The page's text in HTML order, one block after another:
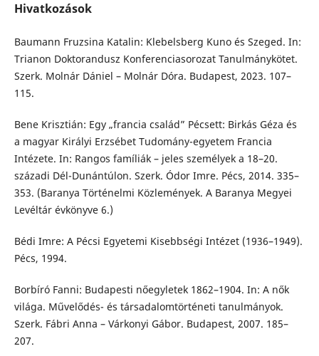
Hivatkozások
Baumann Fruzsina Katalin: Klebelsberg Kuno és Szeged. In:
Trianon Doktorandusz Konferenciasorozat Tanulmánykötet.
Szerk. Molnár Dániel – Molnár Dóra. Budapest, 2023. 107–
115.
Bene Krisztián: Egy „francia család” Pécsett: Birkás Géza és
a magyar Királyi Erzsébet Tudomány-egyetem Francia
Intézete. In: Rangos famíliák – jeles személyek a 18–20.
századi Dél-Dunántúlon. Szerk. Ódor Imre. Pécs, 2014. 335–
353. (Baranya Történelmi Közlemények. A Baranya Megyei
Levéltár évkönyve 6.)
Bédi Imre: A Pécsi Egyetemi Kisebbségi Intézet (1936–1949).
Pécs, 1994.
Borbíró Fanni: Budapesti nőegyletek 1862–1904. In: A nők
világa. Művelődés- és társadalomtörténeti tanulmányok.
Szerk. Fábri Anna – Várkonyi Gábor. Budapest, 2007. 185–
207.